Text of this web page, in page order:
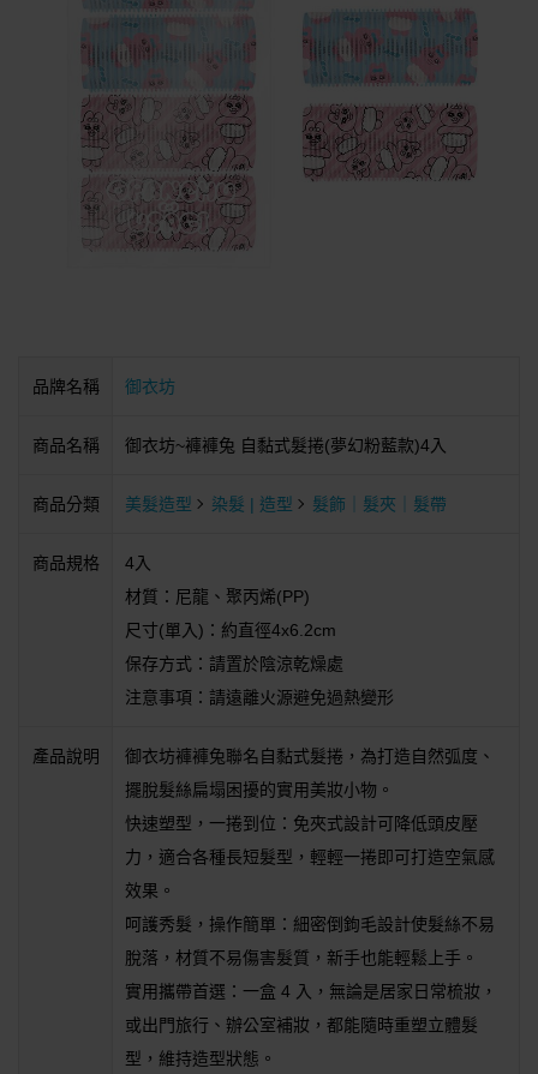
品牌名稱 御衣坊
商品名稱 御衣坊~褲褲兔 自黏式髮捲(夢幻粉藍款)4入
商品分類 美髮造型 染髮 | 造型 髮飾｜髮夾｜髮帶
商品規格
4入
材質：尼龍、聚丙烯(PP)
尺寸(單入)：約直徑4x6.2cm
保存方式：請置於陰涼乾燥處
注意事項：請遠離火源避免過熱變形
產品說明
御衣坊褲褲兔聯名自黏式髮捲，為打造自然弧度、
擺脫髮絲扁塌困擾的實用美妝小物。
快速塑型，一捲到位：免夾式設計可降低頭皮壓
力，適合各種長短髮型，輕輕一捲即可打造空氣感
效果。
呵護秀髮，操作簡單：細密倒鉤毛設計使髮絲不易
脫落，材質不易傷害髮質，新手也能輕鬆上手。
實用攜帶首選：一盒 4 入，無論是居家日常梳妝，
或出門旅行、辦公室補妝，都能隨時重塑立體髮
型，維持造型狀態。